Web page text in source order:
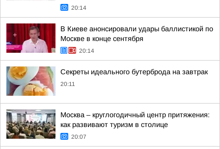
20:14
В Киеве анонсировали удары баллистикой по
Москве в конце сентября
20:14
Секреты идеального бутерброда на завтрак
20:11
Москва – круглогодичный центр притяжения:
как развивают туризм в столице
20:07